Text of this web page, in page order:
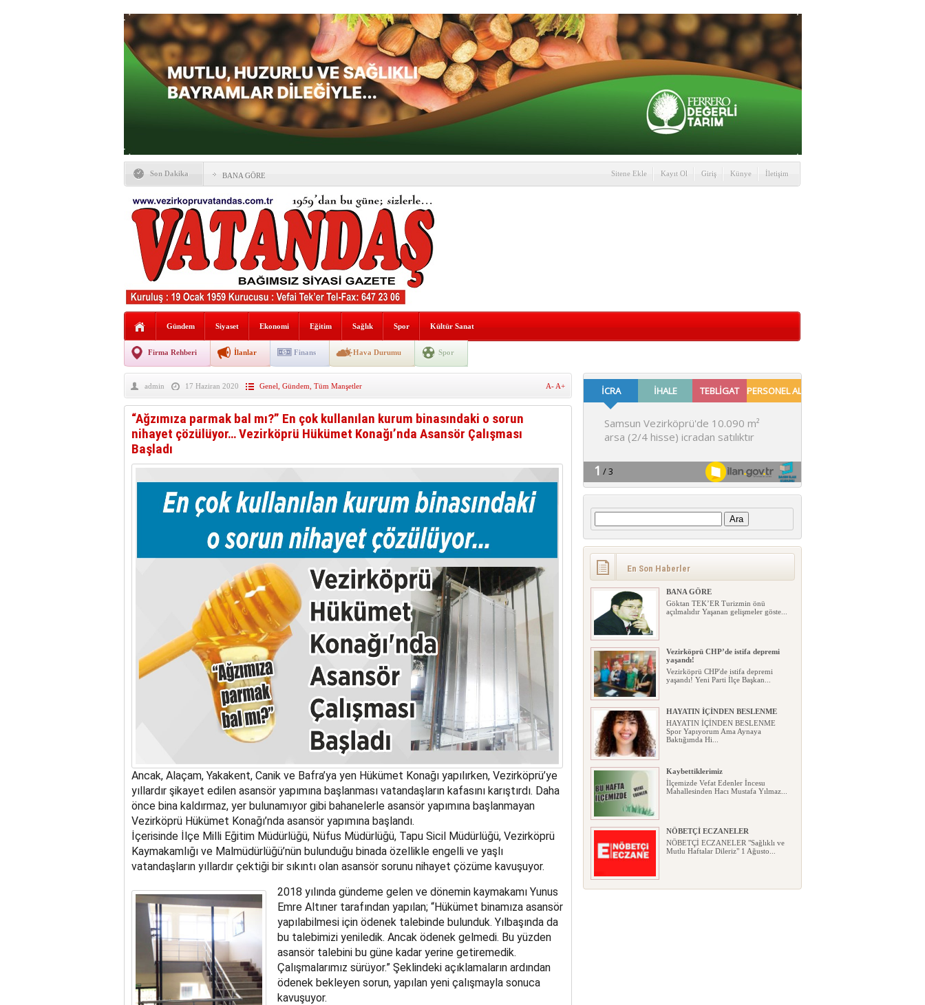
Son Dakika BANA GÖRE
Vezirköprü CHP’de istifa depremi yaşandı!
HAYATIN İÇİNDEN BESLENME
Kaybettiklerimiz
NÖBETÇİ ECZANELER
Okullarda yeni dönem: Yönetmelik kapsamlı şekilde
değişti
taşınıyor
Hafif ticari araç takla attı! 2’si Çocuk 5 Yaralı
“Yaz Seninle Güzel” doğa yürüyüşü
Sitene Ekle Kayıt Ol Giriş Künye İletişim
Gündem Siyaset Ekonomi Eğitim Sağlık Spor Kültür Sanat
Firma Rehberi İlanlar Finans Hava Durumu Spor
admin 17 Haziran 2020 Genel Gündem Tüm Manşetler A- A+
“Ağzımıza parmak bal mı?” En çok kullanılan kurum binasındaki o sorun
nihayet çözülüyor… Vezirköprü Hükümet Konağı’nda Asansör Çalışması
Başladı
Ancak, Alaçam, Yakakent, Canik ve Bafra’ya yen Hükümet Konağı yapılırken, Vezirköprü’ye
yıllardır şikayet edilen asansör yapımına başlanması vatandaşların kafasını karıştırdı. Daha
önce bina kaldırmaz, yer bulunamıyor gibi bahanelerle asansör yapımına başlanmayan
Vezirköprü Hükümet Konağı’nda asansör yapımına başlandı.
İçerisinde İlçe Milli Eğitim Müdürlüğü, Nüfus Müdürlüğü, Tapu Sicil Müdürlüğü, Vezirköprü
Kaymakamlığı ve Malmüdürlüğü’nün bulunduğu binada özellikle engelli ve yaşlı
vatandaşların yıllardır çektiği bir sıkıntı olan asansör sorunu nihayet çözüme kavuşuyor.
2018 yılında gündeme gelen ve dönemin kaymakamı Yunus
Emre Altıner tarafından yapılan; “Hükümet binamıza asansör
yapılabilmesi için ödenek talebinde bulunduk. Yılbaşında da
bu talebimizi yeniledik. Ancak ödenek gelmedi. Bu yüzden
asansör talebini bu güne kadar yerine getiremedik.
Çalışmalarımız sürüyor.” Şeklindeki açıklamaların ardından
ödenek bekleyen sorun, yapılan yeni çalışmayla sonuca
kavuşuyor.
Arama:
En Son Haberler
BANA GÖRE
Göktan TEK’ER Turizmin önü
açılmalıdır Yaşanan gelişmeler göste...
Vezirköprü CHP’de istifa depremi
yaşandı!
Vezirköprü CHP'de istifa depremi
yaşandı! Yeni Parti İlçe Başkan...
HAYATIN İÇİNDEN BESLENME
HAYATIN İÇİNDEN BESLENME
Spor Yapıyorum Ama Aynaya
Baktığımda Hi...
Kaybettiklerimiz
İlçemizde Vefat Edenler İncesu
Mahallesinden Hacı Mustafa Yılmaz...
NÖBETÇİ ECZANELER
NÖBETÇİ ECZANELER "Sağlıklı ve
Mutlu Haftalar Dileriz" 1 Ağusto...
Okullarda yeni dönem: Yönetmelik